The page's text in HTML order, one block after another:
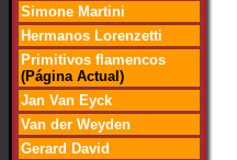
Simone Martini
Hermanos Lorenzetti
Primitivos flamencos
(Página Actual)
Jan Van Eyck
Van der Weyden
Gerard David